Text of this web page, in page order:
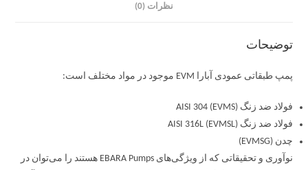
نظرات (0)
توضیحات
پمپ طبقاتی عمودی آبارا EVM موجود در مواد مختلف است:
فولاد ضد زنگ AISI 304 (EVMS)
فولاد ضد زنگ AISI 316L (EVMSL)
چدن (EVMSG)
نوآوری و تحقیقاتی که از ویژگی‌های EBARA Pumps هستند را می‌توان در